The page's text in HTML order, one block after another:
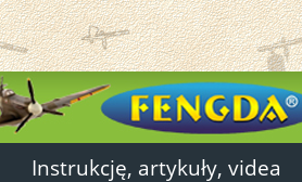
Instrukcję, artykuły, videa